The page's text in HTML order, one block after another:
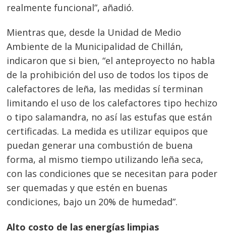
realmente funcional”, añadió.
Mientras que, desde la Unidad de Medio
Ambiente de la Municipalidad de Chillán,
indicaron que si bien, “el anteproyecto no habla
de la prohibición del uso de todos los tipos de
calefactores de leña, las medidas sí terminan
limitando el uso de los calefactores tipo hechizo
o tipo salamandra, no así las estufas que están
certificadas. La medida es utilizar equipos que
puedan generar una combustión de buena
forma, al mismo tiempo utilizando leña seca,
con las condiciones que se necesitan para poder
ser quemadas y que estén en buenas
condiciones, bajo un 20% de humedad”.
Alto costo de las energías limpias